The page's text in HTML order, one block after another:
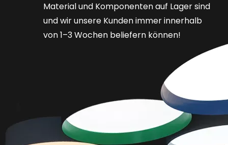
Material und Komponenten auf Lager sind
und wir unsere Kunden immer innerhalb
von 1–3 Wochen beliefern können!